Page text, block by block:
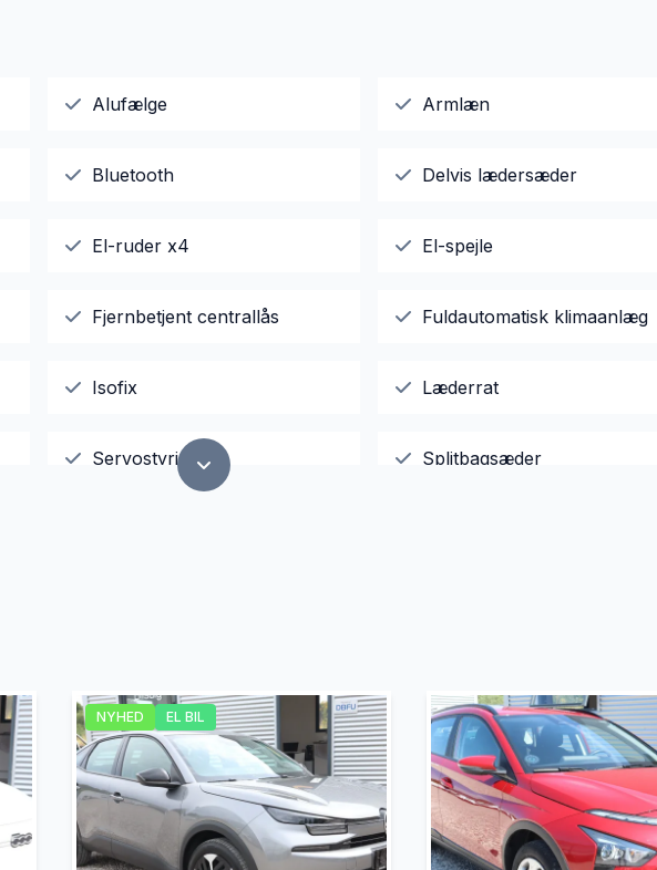
Alufælge Armlæn
Bluetooth Delvis lædersæder
El-ruder x4 El-spejle
Fjernbetjent centrallås Fuldautomatisk klimaanlæg
Isofix Læderrat
Servostyring Splitbagsæder
NYHED EL BIL